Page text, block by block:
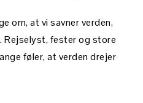
om, at vi savner verden,
Rejselyst, fester og store
føler, at verden drejer